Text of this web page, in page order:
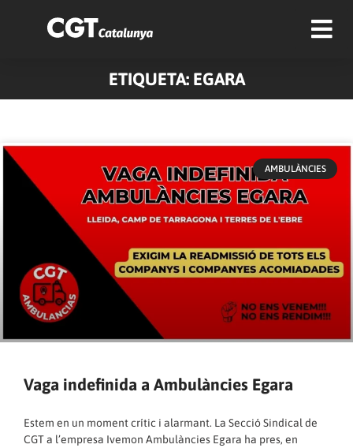
ETIQUETA: EGARA
AMBULÀNCIES
Vaga indefinida a Ambulàncies Egara
Estem en un moment crític i alarmant. La Secció Sindical de
CGT a l’empresa Ivemon Ambulàncies Egara ha pres, en